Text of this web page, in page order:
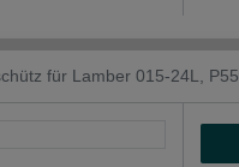
für Lamber 015-24L,